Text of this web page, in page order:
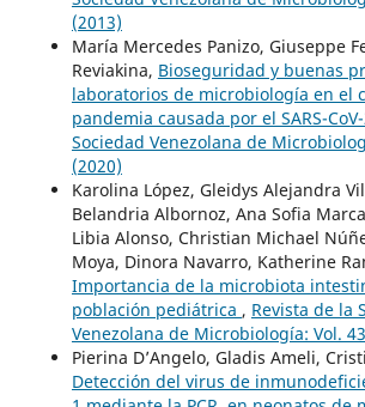
(2013)
María Mercedes Panizo, Giuseppe
Reviakina, Bioseguridad y buenas
laboratorios de microbiología en el
pandemia causada por el SARS-
Sociedad Venezolana de
(2020)
Karolina López, Gleidys Alejandra
Belandria Albornoz, Ana Sofia
Libia Alonso, Christian Michael
Moya, Dinora Navarro, Katherine
Importancia de la microbiota
población pediátrica , Revista de la
Venezolana de Microbiología: Vol.
Pierina D’Angelo, Gladis Ameli,
Detección del virus de